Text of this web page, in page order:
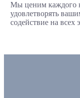
Мы ценим каждого
удовлетворять
содействие на всех